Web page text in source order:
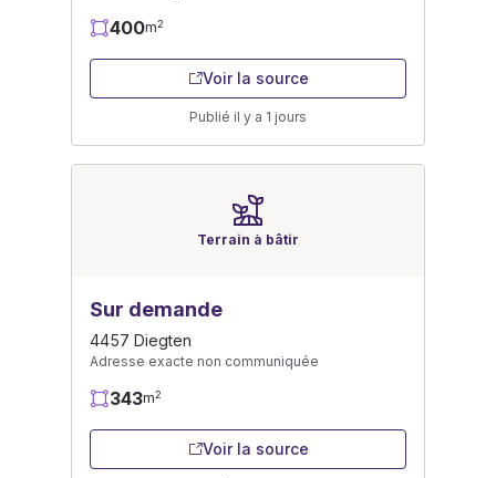
400m2
Voir la source
Publié il y a 1 jours
Terrain à bâtir
Sur demande
4457 Diegten
Adresse exacte non communiquée
343m2
Voir la source